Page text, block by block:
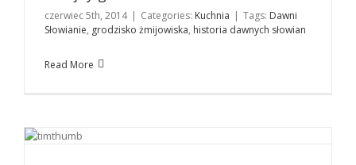
czerwiec 5th, 2014 | Categories: Kuchnia | Tags: Dawni
Słowianie, grodzisko żmijowiska, historia dawnych słowian
Read More